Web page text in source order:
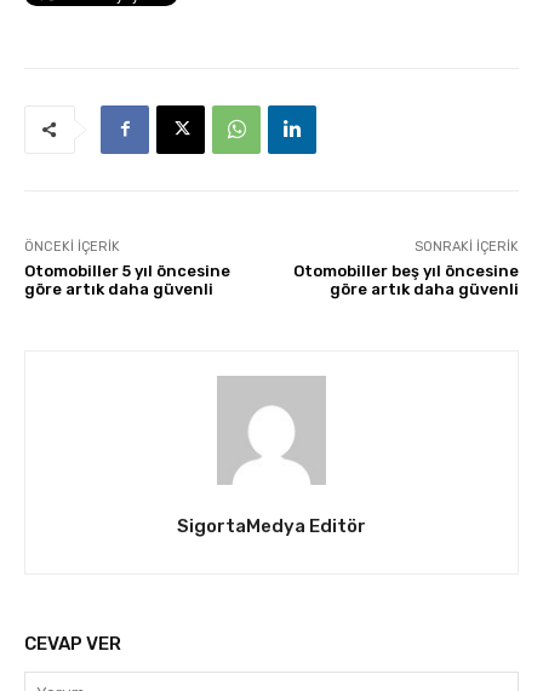
ÖNCEKI İÇERIK
Otomobiller 5 yıl öncesine
göre artık daha güvenli
SONRAKI İÇERIK
Otomobiller beş yıl öncesine
göre artık daha güvenli
SigortaMedya Editör
CEVAP VER